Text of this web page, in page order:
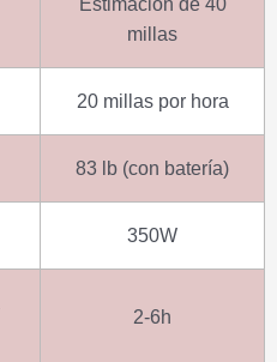
Estimación de 40
millas
20 millas por hora
83 lb (con batería)
350W
2-6h